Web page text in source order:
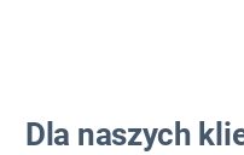
Dla naszych